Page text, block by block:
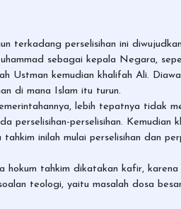
terkadang perselisihan ini
sebagai kepala Negara,
Ustman kemudian khalifah Ali.
di mana Islam itu turun.
lebih tepatnya tidak
perselisihan-perselisihan. Kemudian
inilah mulai perselisihan dan
tahkim dikatakan kafir,
teologi, yaitu masalah dosa